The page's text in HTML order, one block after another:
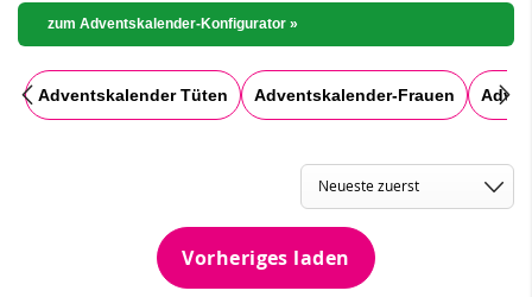
wenn dieser mit viel Liebe selbst gebastelt und mit einem
Mix an Kleinigkeitenbefüllt wurde. Es ist ein schönes Ritual,
seiner Freundin, Ehefrau oder dem Freund oder Ehemann in der
Adventszeit täglich eine Freude zu bereiten. Selbst Männer und
Väter haben mittlerweile Freude daran gefunden einen
Wir von GFF haben uns auf Adventskalender basten & befüllen
spezialisiert. Deshalb findest du hier ein wirklichgroßes
riesige Auswahl an passenden
Kleinigkeiten zum Befüllen
zum Adventskalender-Konfigurator »
Adventskalender Tüten Adventskalender-Frauen
Vorheriges laden